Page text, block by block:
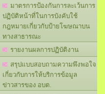
มาตรการป้องกันการละเว้นการ
ปฏิบัติหน้าที่ในการบังคับใช้
กฎหมายเกี่ยวกับป้ายโฆษณาบน
ทางสาธารณะ
รายงานผลการปฏิบัติงาน
สรุปแบบสอบถามความพึงพอใจ
เกี่ยวกับการให้บริการข้อมูล
ข่าวสารของ อบต.